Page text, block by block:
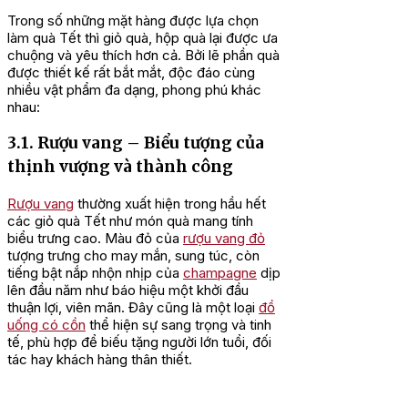
Trong số những mặt hàng được lựa chọn
làm quà Tết thì giỏ quà, hộp quà lại được ưa
chuộng và yêu thích hơn cả. Bởi lẽ phần quà
được thiết kế rất bắt mắt, độc đáo cùng
nhiều vật phẩm đa dạng, phong phú khác
nhau:
3.1. Rượu vang – Biểu tượng của
thịnh vượng và thành công
Rượu vang thường xuất hiện trong hầu hết
các giỏ quà Tết như món quà mang tính
biểu trưng cao. Màu đỏ của rượu vang đỏ
tượng trưng cho may mắn, sung túc, còn
tiếng bật nắp nhộn nhịp của champagne dịp
lên đầu năm như báo hiệu một khởi đầu
thuận lợi, viên mãn. Đây cũng là một loại đồ
uống có cồn thể hiện sự sang trọng và tinh
tế, phù hợp để biếu tặng người lớn tuổi, đối
tác hay khách hàng thân thiết.